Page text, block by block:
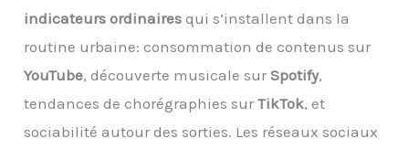
indicateurs ordinaires qui s’installent dans la
routine urbaine: consommation de contenus sur
YouTube, découverte musicale surSpotify,
tendances de chorégraphies surTikTok, et
sociabilité autour des sorties. Les réseaux sociaux